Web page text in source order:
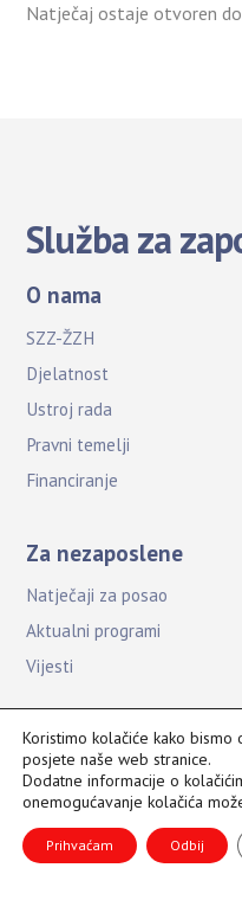
Natječaj ostaje otvoren
Služba za
O nama
SZZ-ŽZH
Djelatnost
Ustroj rada
Pravni temelji
Financiranje
Za nezaposlene
Natječaji za posao
Aktualni programi
Vijesti
Sva prava pridržana Služba
Koristimo kolačiće kako
posjete naše web stranice.
Dodatne informacije o
onemogućavanje kolačića
Prihvaćam Odbij